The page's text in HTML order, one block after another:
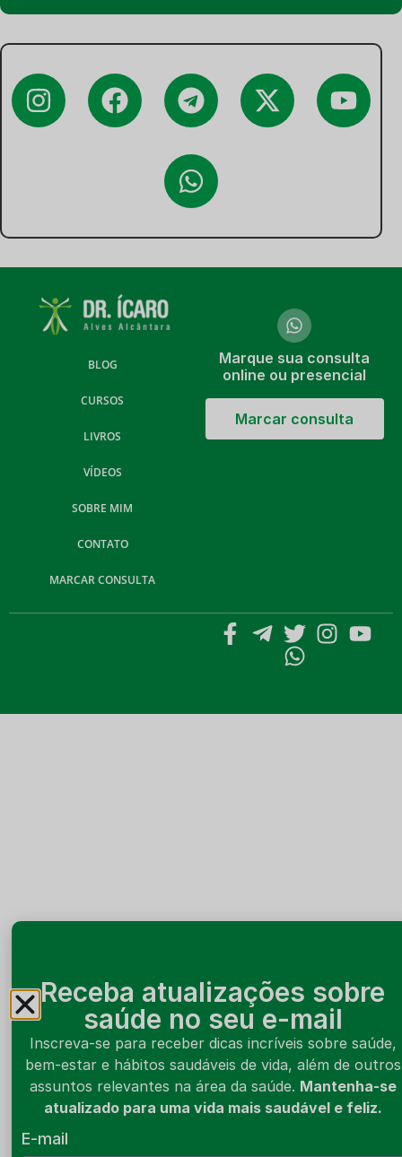
BLOG
CURSOS
LIVROS
VÍDEOS
SOBRE MIM
CONTATO
MARCAR CONSULTA
Marque sua consulta
online ou presencial
Marcar consulta
Receba atualizações sobre
saúde no seu e-mail
Inscreva-se para receber dicas incríveis sobre saúde,
bem-estar e hábitos saudáveis de vida, além de outros
assuntos relevantes na área da saúde. Mantenha-se
atualizado para uma vida mais saudável e feliz.
E-mail